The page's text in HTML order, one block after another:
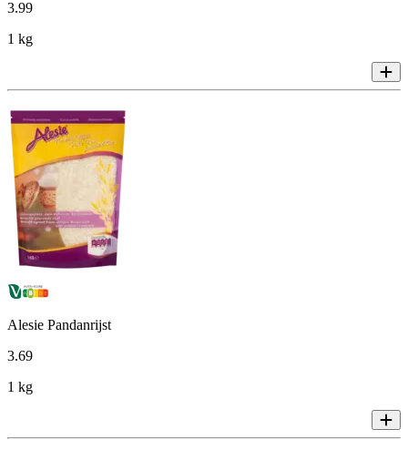
3.99
1 kg
Alesie Pandanrijst
3.69
1 kg